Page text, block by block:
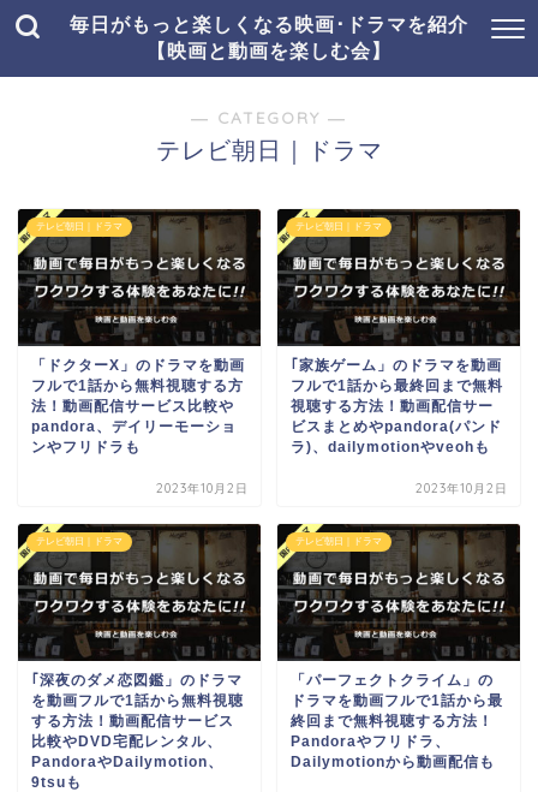
毎日がもっと楽しくなる映画･ドラマを紹介
【映画と動画を楽しむ会】
― CATEGORY ―
テレビ朝日｜ドラマ
テレビ朝日｜ドラマ
「ドクターX」のドラマを動画
フルで1話から無料視聴する方
法！動画配信サービス比較や
pandora、デイリーモーショ
ンやフリドラも
2023年10月2日
テレビ朝日｜ドラマ
｢家族ゲーム」のドラマを動画
フルで1話から最終回まで無料
視聴する方法！動画配信サー
ビスまとめやpandora(パンド
ラ)、dailymotionやveohも
2023年10月2日
テレビ朝日｜ドラマ
｢深夜のダメ恋図鑑」のドラマ
を動画フルで1話から無料視聴
する方法！動画配信サービス
比較やDVD宅配レンタル、
PandoraやDailymotion、
9tsuも
テレビ朝日｜ドラマ
「パーフェクトクライム」の
ドラマを動画フルで1話から最
終回まで無料視聴する方法！
Pandoraやフリドラ、
Dailymotionから動画配信も